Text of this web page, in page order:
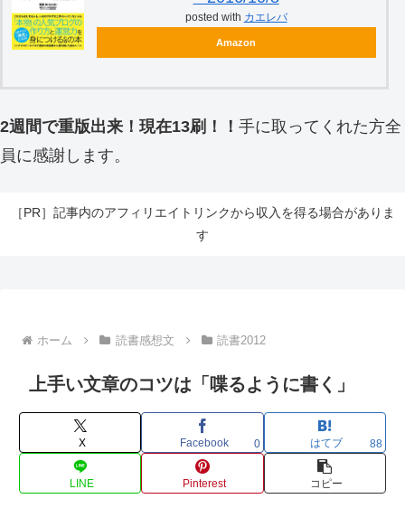
posted with カエレバ
Amazon
2週間で重版出来！現在13刷！！ 手に取ってくれた方全
員に感謝します。
［PR］記事内のアフィリエイトリンクから収入を得る場合がありま
す
ホーム 読書感想文 読書2012
上手い文章のコツは「喋るように書く」
X Facebook 0 はてブ 88
LINE Pinterest コピー